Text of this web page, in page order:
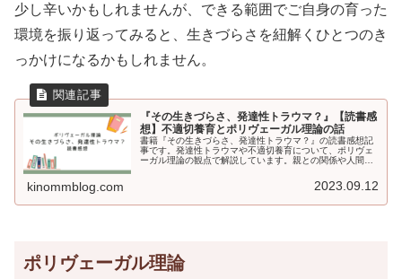
少し辛いかもしれませんが、できる範囲でご自身の育った
環境を振り返ってみると、生きづらさを紐解くひとつのき
っかけになるかもしれません。
『その生きづらさ、発達性トラウマ？』【読書感
想】不適切養育とポリヴェーガル理論の話
書籍『その生きづらさ、発達性トラウマ？』の読書感想記
事です。発達性トラウマや不適切養育について、ポリヴェ
ーガル理論の観点で解説しています。親との関係や人間関
kinommblog.com 2023.09.12
ポリヴェーガル理論